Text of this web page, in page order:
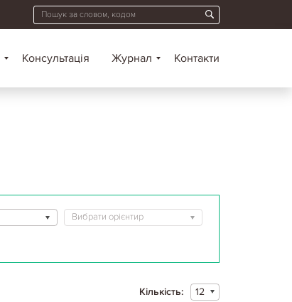
Консультація Журнал Контакти
Вибрати орієнтир
Кількість: 12